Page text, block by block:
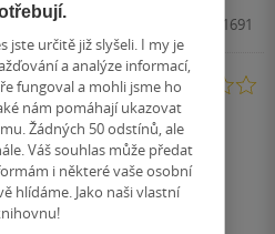
Knihy Omega, 2017, 9788073901691
vymývání mozku naivní
myšlení.
jste určitě již slyšeli. I my je
a analýze informací,
fungoval a mohli jsme ho
nám pomáhají ukazovat
Žádných 50 odstínů, ale
Váš souhlas může předat
i některé vaše osobní
hlídáme. Jako naši vlastní